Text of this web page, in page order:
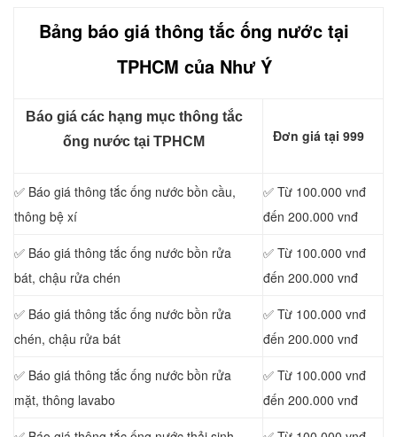
Bảng báo giá thông tắc ống nước tại
TPHCM của Như Ý
Báo giá các hạng mục thông tắc
ống nước tại TPHCM
Đơn giá tại 999
✅ Báo giá thông tắc ống nước bồn cầu,
thông bệ xí
✅ Từ 100.000 vnđ
đến 200.000 vnđ
✅ Báo giá thông tắc ống nước bồn rửa
bát, chậu rửa chén
✅ Từ 100.000 vnđ
đến 200.000 vnđ
✅ Báo giá thông tắc ống nước bồn rửa
chén, chậu rửa bát
✅ Từ 100.000 vnđ
đến 200.000 vnđ
✅ Báo giá thông tắc ống nước bồn rửa
mặt, thông lavabo
✅ Từ 100.000 vnđ
đến 200.000 vnđ